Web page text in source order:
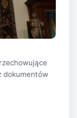
dokumentów